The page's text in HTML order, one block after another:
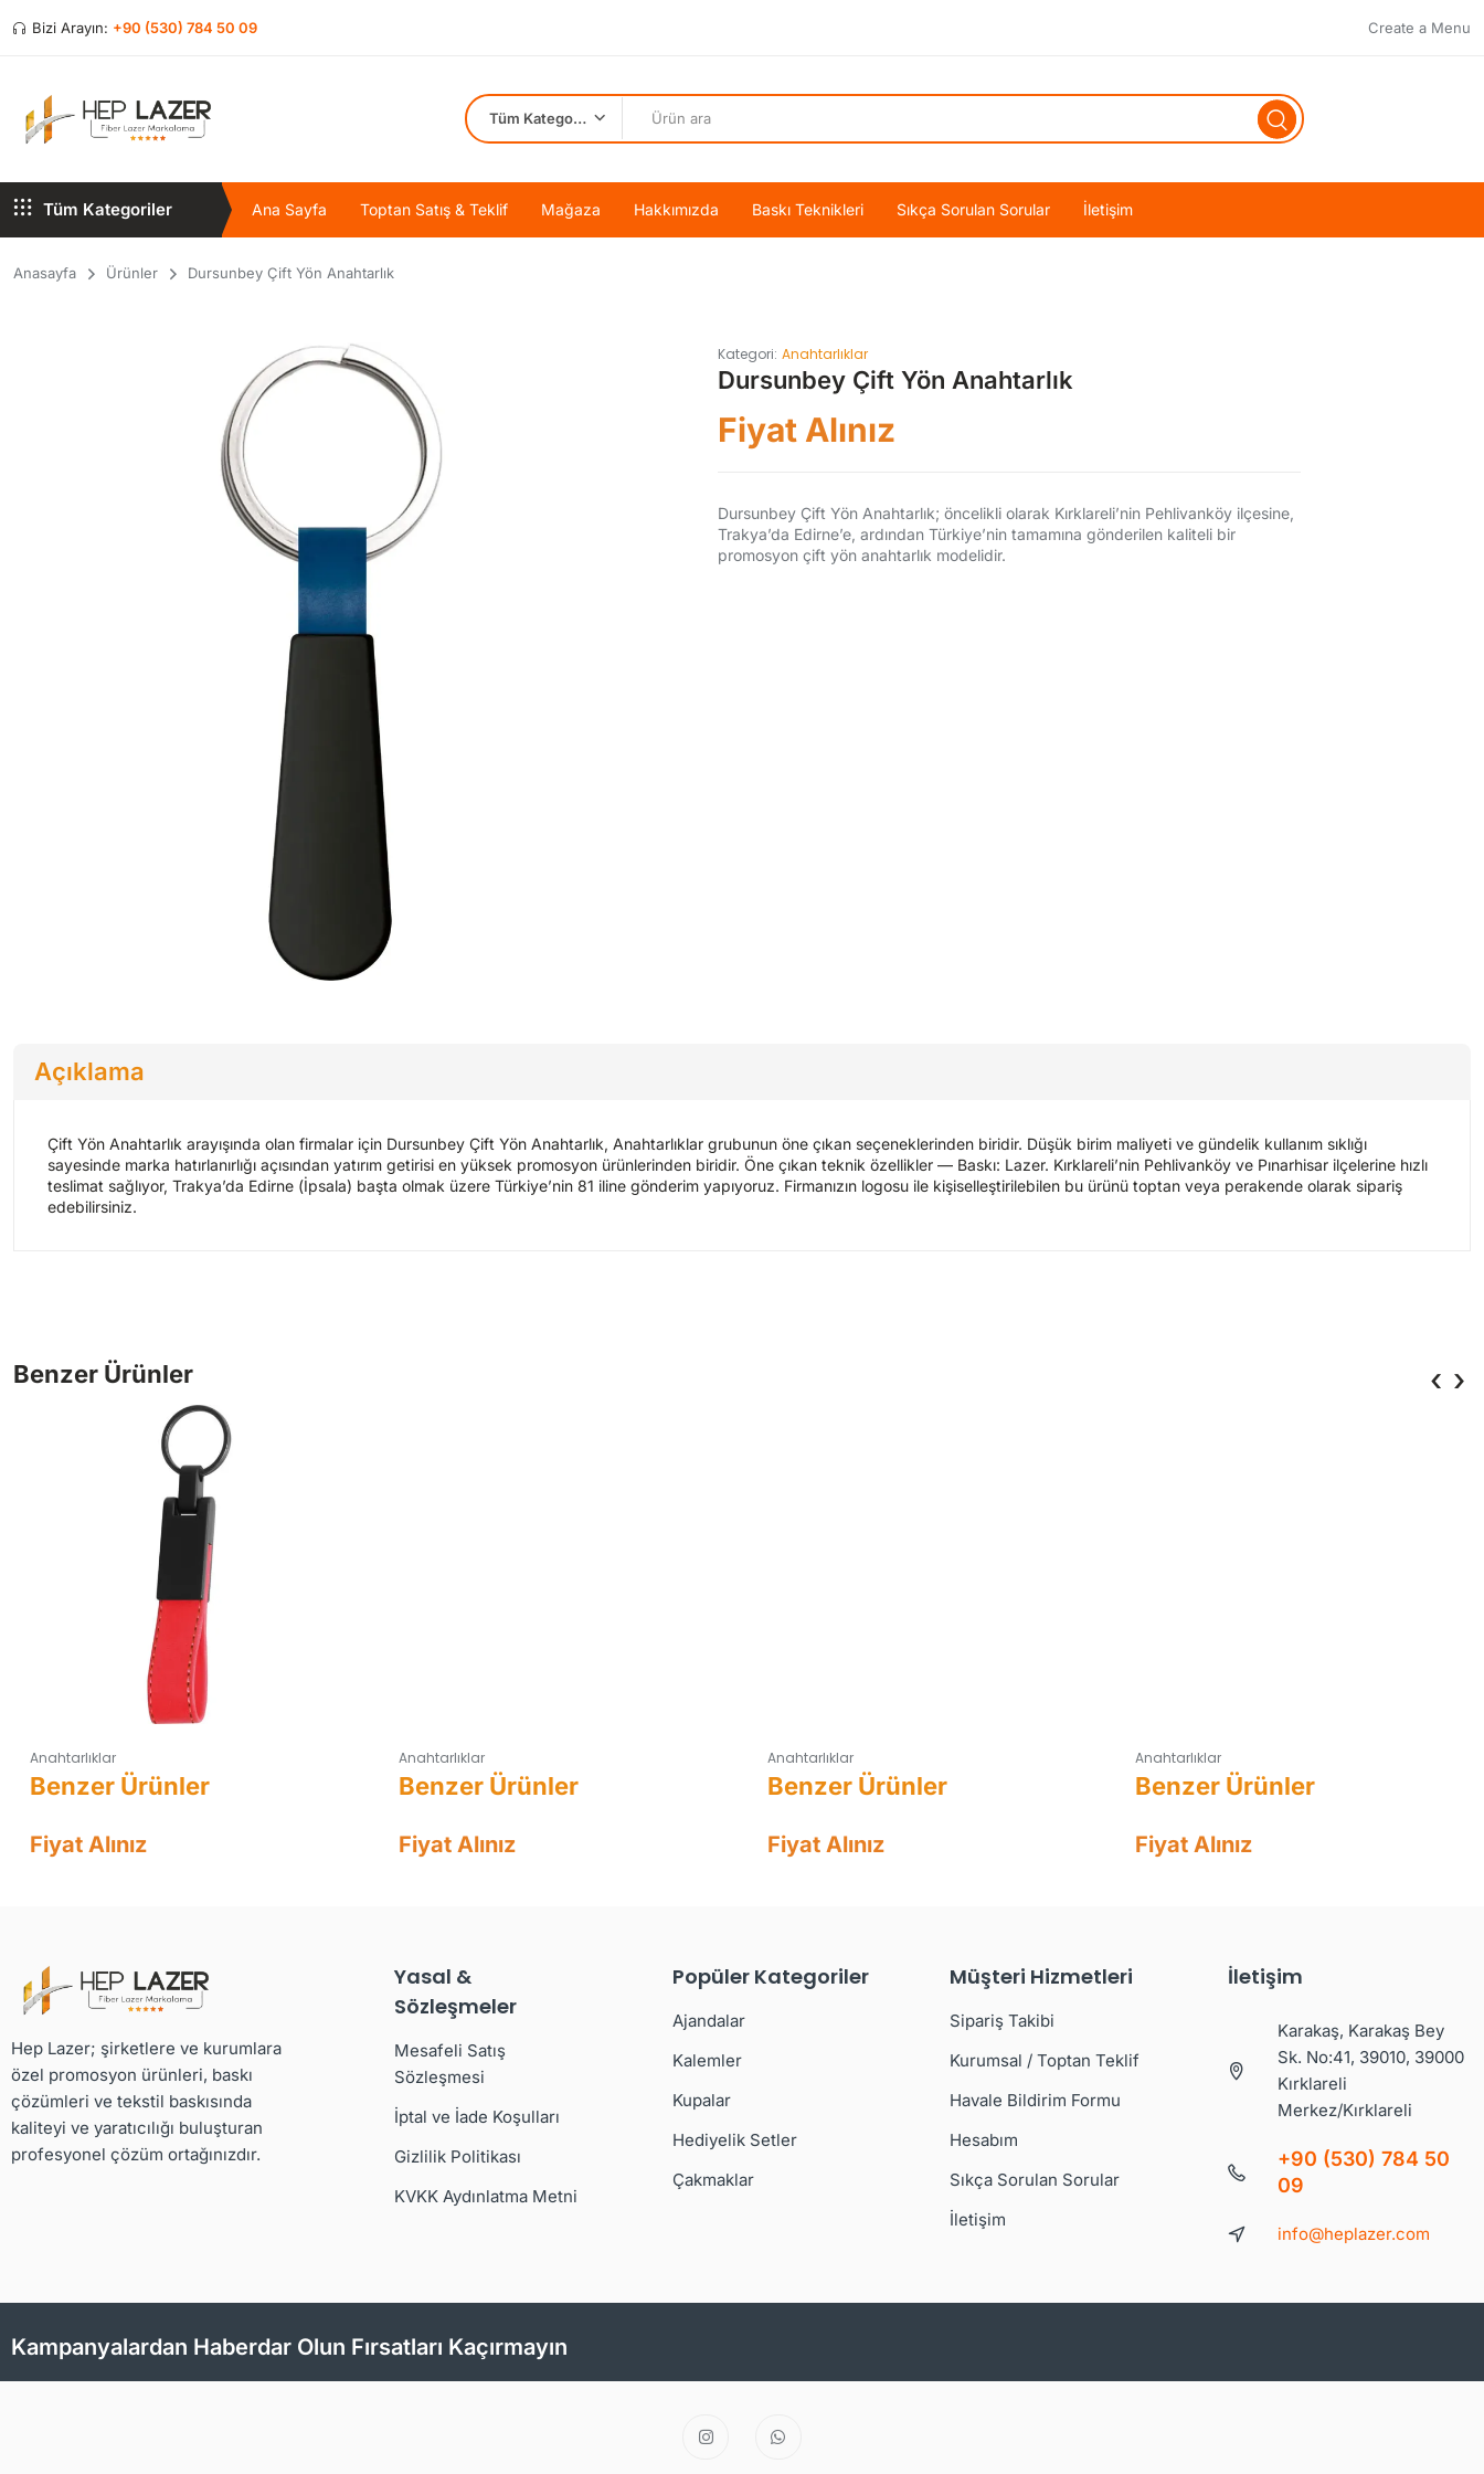
Bizi Arayın: +90 (530) 784 50 09 Create a Menu
Tüm Kategoriler
Tüm Kategoriler Ana Sayfa Toptan Satış & Teklif Mağaza Hakkımızda Baskı Teknikleri Sıkça Sorulan Sorular İletişim
Anasayfa Ürünler Dursunbey Çift Yön Anahtarlık
Kategori: Anahtarlıklar
Dursunbey Çift Yön Anahtarlık
Fiyat Alınız
Dursunbey Çift Yön Anahtarlık; öncelikli olarak Kırklareli’nin Pehlivanköy ilçesine,
Trakya’da Edirne’e, ardından Türkiye’nin tamamına gönderilen kaliteli bir
promosyon çift yön anahtarlık modelidir.
Açıklama
Çift Yön Anahtarlık arayışında olan firmalar için Dursunbey Çift Yön Anahtarlık, Anahtarlıklar grubunun öne çıkan seçeneklerinden biridir. Düşük birim maliyeti ve gündelik kullanım sıklığı
sayesinde marka hatırlanırlığı açısından yatırım getirisi en yüksek promosyon ürünlerinden biridir. Öne çıkan teknik özellikler — Baskı: Lazer. Kırklareli’nin Pehlivanköy ve Pınarhisar ilçelerine hızlı
teslimat sağlıyor, Trakya’da Edirne (İpsala) başta olmak üzere Türkiye’nin 81 iline gönderim yapıyoruz. Firmanızın logosu ile kişiselleştirilebilen bu ürünü toptan veya perakende olarak sipariş
edebilirsiniz.
Anahtarlıklar
Fiyat Alınız
Anahtarlıklar
Fiyat Alınız
Anahtarlıklar
Fiyat Alınız
Anahtarlıklar
Fiyat Alınız
‹ ›
Hep Lazer; şirketlere ve kurumlara
özel promosyon ürünleri, baskı
çözümleri ve tekstil baskısında
kaliteyi ve yaratıcılığı buluşturan
profesyonel çözüm ortağınızdır.
Yasal &
Sözleşmeler
Mesafeli Satış
Sözleşmesi
İptal ve İade Koşulları
Gizlilik Politikası
KVKK Aydınlatma Metni
Popüler Kategoriler
Ajandalar
Kalemler
Kupalar
Hediyelik Setler
Çakmaklar
Müşteri Hizmetleri
Sipariş Takibi
Kurumsal / Toptan Teklif
Havale Bildirim Formu
Hesabım
Sıkça Sorulan Sorular
İletişim
İletişim
Karakaş, Karakaş Bey
Sk. No:41, 39010, 39000
Kırklareli
Merkez/Kırklareli
+90 (530) 784 50
09
info@heplazer.com
Kampanyalardan Haberdar Olun Fırsatları Kaçırmayın